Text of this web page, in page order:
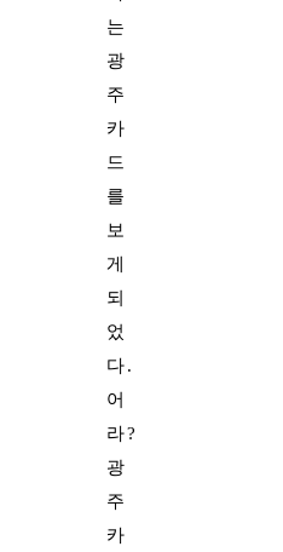
는
광
주
카
드
를
보
게
되
었
다.
어
라?
광
주
카